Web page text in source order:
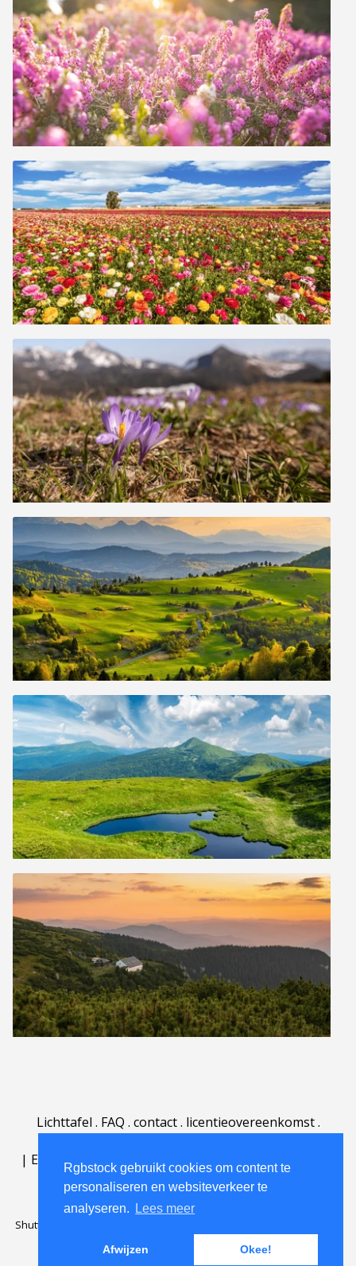
Rgbstock gebruikt cookies om content te
personaliseren en websiteverkeer te
analyseren.
Lees meer
Afwijzen Okee!
Lichttafel . FAQ . contact. licentieovereenkomst.
| English | Deutsch Español | Português
Nederlands|
Shutterstock official partner of Rgbstock
Rgbstock